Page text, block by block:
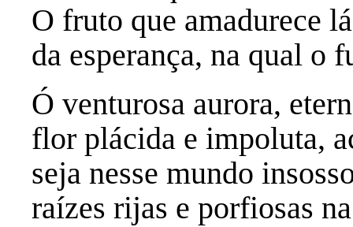
O fruto que amadurece
da esperança, na qual o
Ó venturosa aurora,
flor plácida e impoluta,
seja nesse mundo
raízes rijas e porfiosas